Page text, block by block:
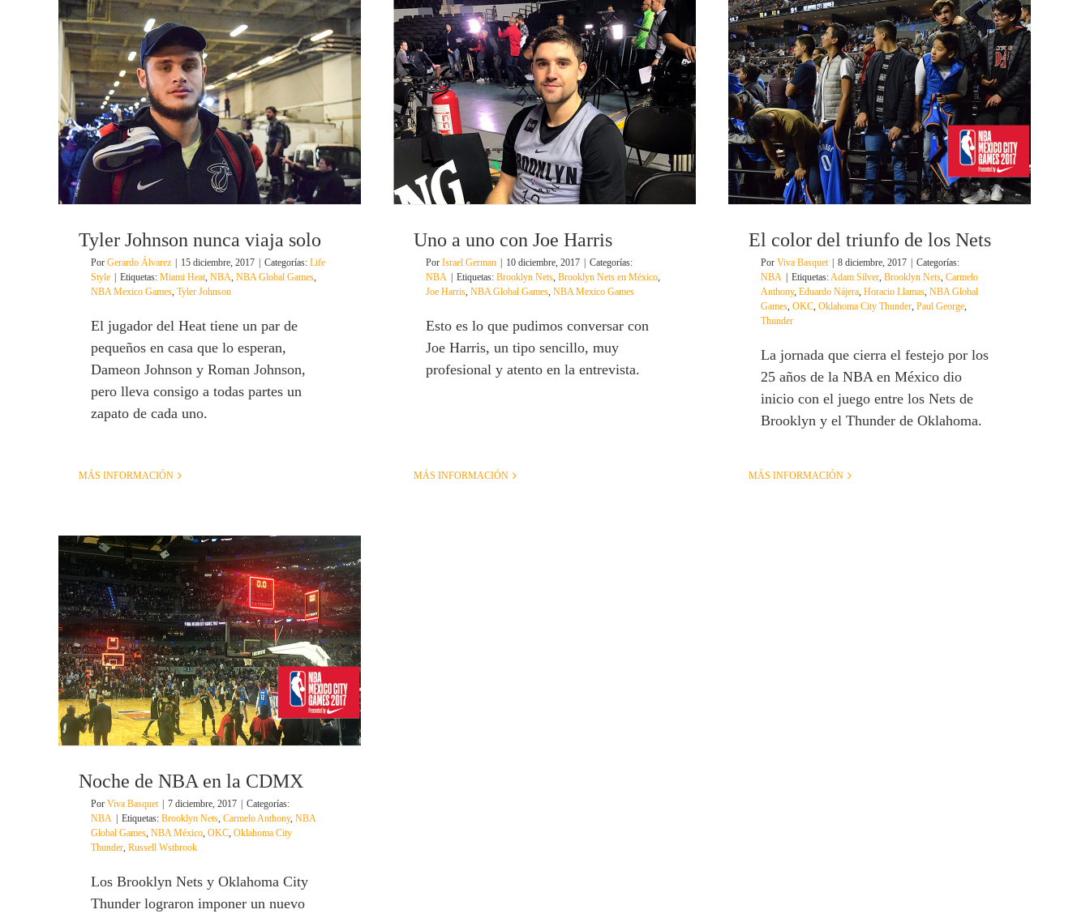
Tyler Johnson nunca viaja solo
Por Gerardo Álvarez 15 diciembre, 2017 Categorías: Life
Style
Etiquetas: Miami Heat, NBA, NBA Global Games,
NBA Mexico Games, Tyler Johnson
El jugador del Heat tiene un par de
pequeños en casa que lo esperan,
Dameon Johnson y Roman Johnson,
pero lleva consigo a todas partes un
zapato de cada uno.
MÁS INFORMACIÓN
Uno a uno con Joe Harris
Por Israel German 10 diciembre, 2017
Categorías:
NBA
Etiquetas: Brooklyn Nets, Brooklyn Nets en México,
Joe Harris, NBA Global Games, NBA Mexico Games
Esto es lo que pudimos conversar con
Joe Harris, un tipo sencillo, muy
profesional y atento en la entrevista.
MÁS INFORMACIÓN
El color del triunfo de los Nets
Por Viva Basquet 8 diciembre, 2017
Categorías:
NBA
Etiquetas:Adam Silver, Brooklyn Nets, Carmelo
Anthony, Eduardo Nájera, Horacio Llamas, NBA Global
Games, OKC, Oklahoma City Thunder, Paul George,
Thunder
La jornada que cierra el festejo por los
25 años de la NBA en México dio
inicio con el juego entre los Nets de
Brooklyn y el Thunder de Oklahoma.
MÁS INFORMACIÓN
Noche de NBA en la CDMX
Por Viva Basquet 7 diciembre, 2017
Categorías:
NBA
Etiquetas: Brooklyn Nets, Carmelo Anthony, NBA
Global Games, NBA México, OKC, Oklahoma City
Thunder, Russell Wstbrook
Los Brooklyn Nets y Oklahoma City
Thunder lograron imponer un nuevo